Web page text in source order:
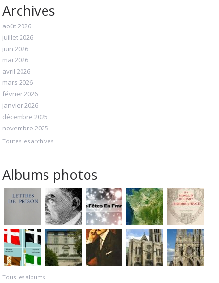
Archives
août 2026
juillet 2026
juin 2026
mai 2026
avril 2026
mars 2026
février 2026
janvier 2026
décembre 2025
novembre 2025
Toutes les archives
Albums photos
Tous les albums